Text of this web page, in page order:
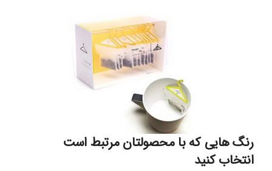
رنگ هایی که با محصولتان مرتبط است
انتخاب کنید